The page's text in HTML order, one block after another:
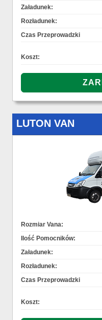
Załadunek:
Rozładunek:
Czas Przeprowadzki
Koszt:
LUTON VAN
Rozmiar Vana:
Ilość Pomocników:
Załadunek:
Rozładunek:
Czas Przeprowadzki
Koszt: